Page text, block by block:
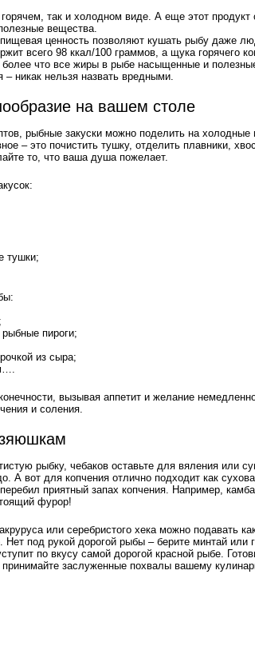
так и холодном виде. А еще этот продукт
вещества.
ценность позволяют кушать рыбу даже
всего 98 ккал/100 граммов, а щука горячего
что все жиры в рыбе насыщенные и
никак нельзя назвать вредными.
на вашем столе
рыбные закуски можно поделить на холодные
– это почистить тушку, отделить плавники,
то, что ваша душа пожелает.
тушки;
рыбные пироги;
из сыра;
вызывая аппетит и желание
и соления.
рыбку, чебаков оставьте для вяления или
А вот для копчения отлично подходит как
приятный запах копчения. Например,
фурор!
или серебристого хека можно подавать
Нет под рукой дорогой рыбы – берите минтай или
по вкусу самой дорогой красной рыбе.
заслуженные похвалы вашему